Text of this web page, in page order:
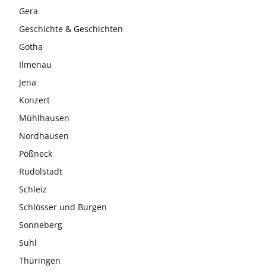
Gera
Geschichte & Geschichten
Gotha
Ilmenau
Jena
Konzert
Mühlhausen
Nordhausen
Pößneck
Rudolstadt
Schleiz
Schlösser und Burgen
Sonneberg
Suhl
Thüringen